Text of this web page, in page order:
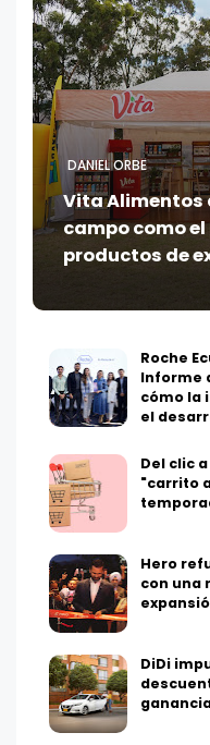
DANIEL ORBE
Vita Alimentos
campo como
productos de
Roche
Informe
cómo la
el
Del clic
"carrito
Hero
con una
DiDi